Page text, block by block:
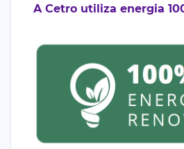
A Cetro utiliza energia